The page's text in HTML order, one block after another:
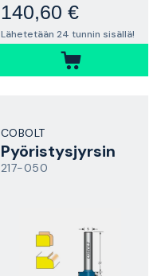
140,60 €
Lähetetään 24 tunnin sisällä!
COBOLT
Pyöristysjyrsin
217-050